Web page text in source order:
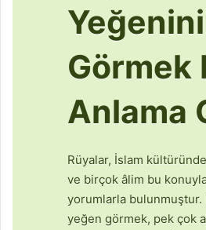
Yeğenini
Görmek
Anlama
Rüyalar, İslam
ve birçok âlim bu
yorumlarla bulunmuştur.
yeğen görmek, pek çok